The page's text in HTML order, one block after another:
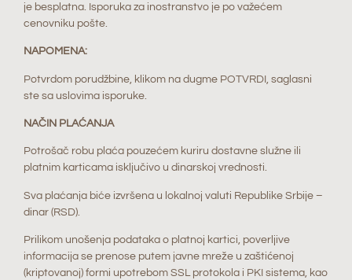
je besplatna. Isporuka za inostranstvo je po važećem
cenovniku pošte.
NAPOMENA:
Potvrdom porudžbine, klikom na dugme POTVRDI, saglasni
ste sa uslovima isporuke.
NAČIN PLAĆANJA
Potrošač robu plaća pouzećem kuriru dostavne služne ili
platnim karticama isključivo u dinarskoj vrednosti.
Sva plaćanja biće izvršena u lokalnoj valuti Republike Srbije –
dinar (RSD).
Prilikom unošenja podataka o platnoj kartici, poverljive
informacija se prenose putem javne mreže u zaštićenoj
(kriptovanoj) formi upotrebom SSL protokola i PKI sistema, kao